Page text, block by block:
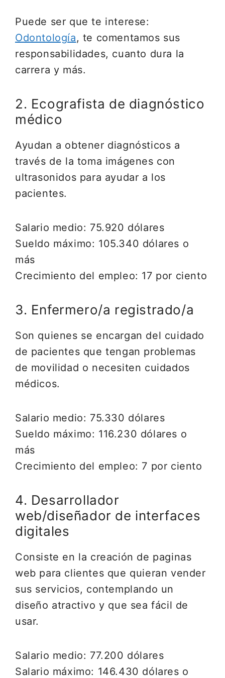
Puede ser que te interese:
Odontología, te comentamos sus
responsabilidades, cuanto dura la
carrera y más.
2. Ecografista de diagnóstico
médico
Ayudan a obtener diagnósticos a
través de la toma imágenes con
ultrasonidos para ayudar a los
pacientes.
Salario medio: 75.920 dólares
Sueldo máximo: 105.340 dólares o
más
Crecimiento del empleo: 17 por ciento
3. Enfermero/a registrado/a
Son quienes se encargan del cuidado
de pacientes que tengan problemas
de movilidad o necesiten cuidados
médicos.
Salario medio: 75.330 dólares
Sueldo máximo: 116.230 dólares o
más
Crecimiento del empleo: 7 por ciento
4. Desarrollador
web/diseñador de interfaces
digitales
Consiste en la creación de paginas
web para clientes que quieran vender
sus servicios, contemplando un
diseño atractivo y que sea fácil de
usar.
Salario medio: 77.200 dólares
Salario máximo: 146.430 dólares o